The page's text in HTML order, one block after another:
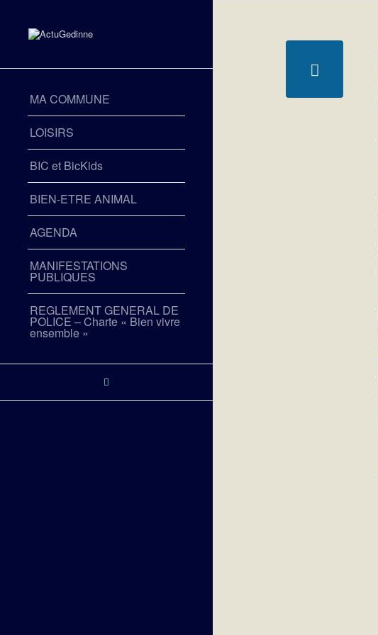
MA COMMUNE
LOISIRS
BIC et BicKids
BIEN-ETRE ANIMAL
AGENDA
MANIFESTATIONS
PUBLIQUES
REGLEMENT GENERAL DE
POLICE – Charte « Bien vivre
ensemble »